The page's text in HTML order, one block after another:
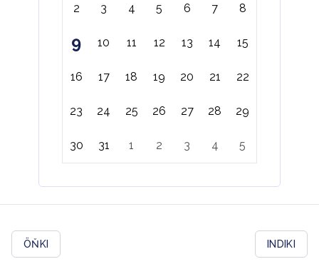
2 3 4 5 6 7 8
9 10 11 12 13 14 15
16 17 18 19 20 21 22
23 24 25 26 27 28 29
30 31 1 2 3 4 5
ÖŇKI INDIKI